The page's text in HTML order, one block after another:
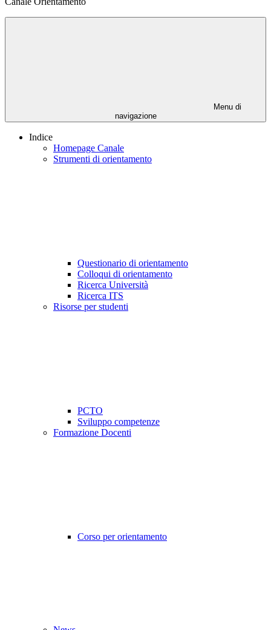
Menu di
navigazione
Indice
Homepage Canale
Strumenti di orientamento
Questionario di orientamento
Colloqui di orientamento
Ricerca Università
Ricerca ITS
Risorse per studenti
PCTO
Sviluppo competenze
Formazione Docenti
Corso per orientamento